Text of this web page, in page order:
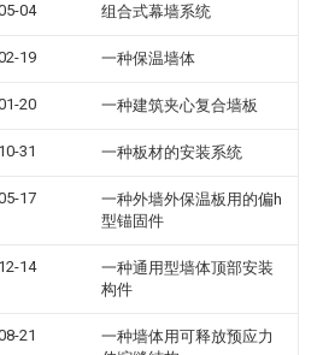
04 组合式幕墙系统
19 一种保温墙体
20 一种建筑夹心复合墙板
31 一种板材的安装系统
17
一种外墙外保温板用的偏h
型锚固件
14
一种通用型墙体顶部安装
构件
21
一种墙体用可释放预应力